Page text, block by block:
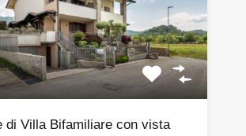
di Villa Bifamiliare con vista